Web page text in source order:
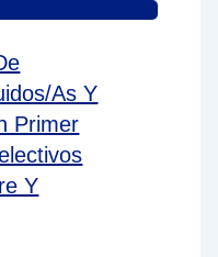
as Y
Primer
Y